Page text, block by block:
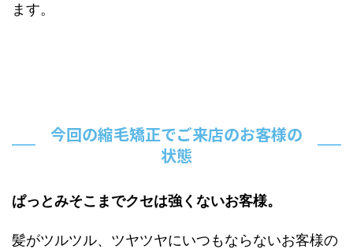
ます。
今回の縮毛矯正でご来店のお客様の
状態
ぱっとみそこまでクセは強くないお客様。
髪がツルツル、ツヤツヤにいつもならないお客様の